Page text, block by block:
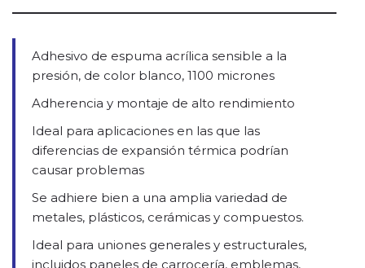
Adhesivo de espuma acrílica sensible a la
presión, de color blanco, 1100 micrones
Adherencia y montaje de alto rendimiento
Ideal para aplicaciones en las que las
diferencias de expansión térmica podrían
causar problemas
Se adhiere bien a una amplia variedad de
metales, plásticos, cerámicas y compuestos.
Ideal para uniones generales y estructurales,
incluidos paneles de carrocería, emblemas,